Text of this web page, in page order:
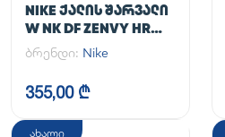
NIKE ᲥᲐᲚᲘᲡ ᲨᲐᲠᲕᲐᲚᲘ
W NK DF ZENVY HR
TGHT
ბრენდი: Nike
355,00 ₾
ახალი